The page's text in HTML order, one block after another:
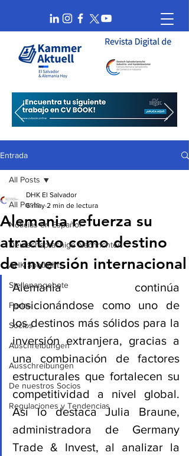
Entrada
All Posts
Noticias en Español
Deutschsprachige Nachrichten
AHK Spotlight
Stellenangebote
Ferias
Socios
Auschreibungen
Ausschreibungen
De nuestros Socios
Regulaciones y Tendencias
All Posts
Alemania refuerza su
atractivo como destino
de inversión internacional
DHK El Salvador
6 may 2 min de lectura
Alemania continúa
posicionándose como uno de
los destinos más sólidos para la
inversión extranjera, gracias a
una combinación de factores
estructurales que fortalecen su
competitividad a nivel global.
Así lo destaca Julia Braune,
administradora de Germany
Trade & Invest, al analizar la